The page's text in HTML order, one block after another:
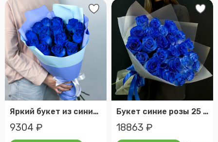
Яркий букет из синих роз в матовой упаковке
9304 ₽
Букет синие розы 25 шт (мб 127)
18863 ₽